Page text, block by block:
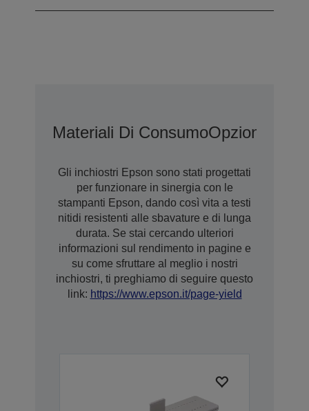
Materiali Di ConsumoOpzioni
Gli inchiostri Epson sono stati progettati
per funzionare in sinergia con le
stampanti Epson, dando così vita a testi
nitidi resistenti alle sbavature e di lunga
durata. Se stai cercando ulteriori
informazioni sul rendimento in pagine e
su come sfruttare al meglio i nostri
inchiostri, ti preghiamo di seguire questo
link: https://www.epson.it/page-yield